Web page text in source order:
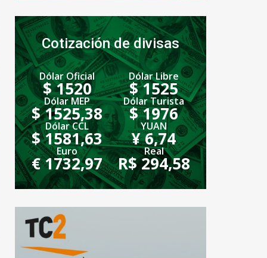
Cotización de divisas
Dólar Oficial
$ 1520
Dólar Libre
$ 1525
Dólar MEP
$ 1525,38
Dólar Turista
$ 1976
Dólar CCL
$ 1581,63
YUAN
¥ 6,74
Euro
€ 1732,97
Real
R$ 294,58